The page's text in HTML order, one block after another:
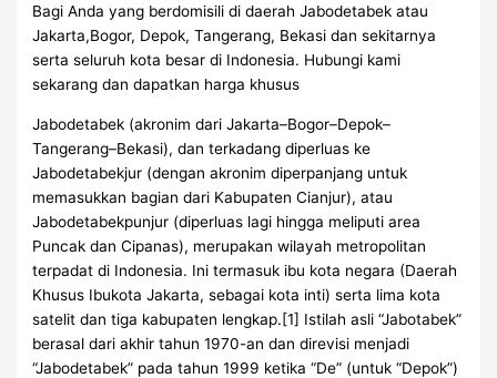
Bagi Anda yang berdomisili di daerah Jabodetabek atau
Jakarta,Bogor, Depok, Tangerang, Bekasi dan sekitarnya
serta seluruh kota besar di Indonesia. Hubungi kami
sekarang dan dapatkan harga khusus
Jabodetabek (akronim dari Jakarta–Bogor–Depok–
Tangerang–Bekasi), dan terkadang diperluas ke
Jabodetabekjur (dengan akronim diperpanjang untuk
memasukkan bagian dari Kabupaten Cianjur), atau
Jabodetabekpunjur (diperluas lagi hingga meliputi area
Puncak dan Cipanas), merupakan wilayah metropolitan
terpadat di Indonesia. Ini termasuk ibu kota negara (Daerah
Khusus Ibukota Jakarta, sebagai kota inti) serta lima kota
satelit dan tiga kabupaten lengkap.[1] Istilah asli “Jabotabek”
berasal dari akhir tahun 1970-an dan direvisi menjadi
“Jabodetabek” pada tahun 1999 ketika “De” (untuk “Depok”)